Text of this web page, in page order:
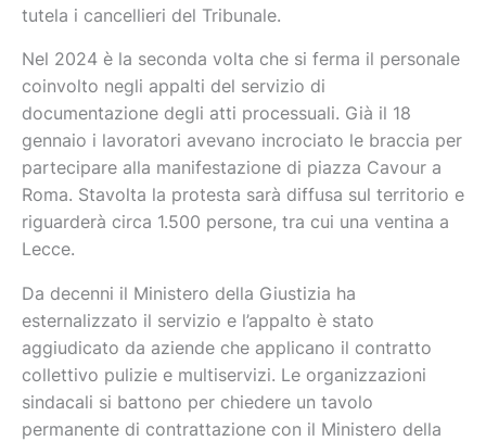
tutela i cancellieri del Tribunale.
Nel 2024 è la seconda volta che si ferma il personale
coinvolto negli appalti del servizio di
documentazione degli atti processuali. Già il 18
gennaio i lavoratori avevano incrociato le braccia per
partecipare alla manifestazione di piazza Cavour a
Roma. Stavolta la protesta sarà diffusa sul territorio e
riguarderà circa 1.500 persone, tra cui una ventina a
Lecce.
Da decenni il Ministero della Giustizia ha
esternalizzato il servizio e l’appalto è stato
aggiudicato da aziende che applicano il contratto
collettivo pulizie e multiservizi. Le organizzazioni
sindacali si battono per chiedere un tavolo
permanente di contrattazione con il Ministero della